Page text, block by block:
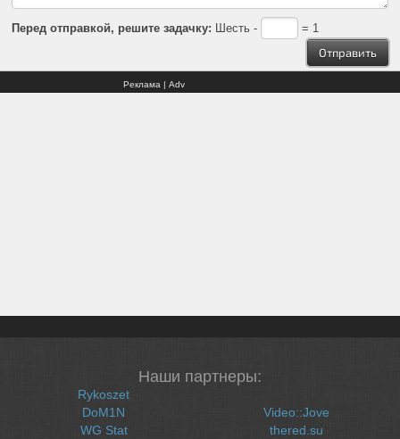
Перед отправкой, решите задачку: Шесть - = 1
Реклама | Adv
Наши партнеры:
Rykoszet
DoM1N
WG Stat
Video::Jove
thered.su